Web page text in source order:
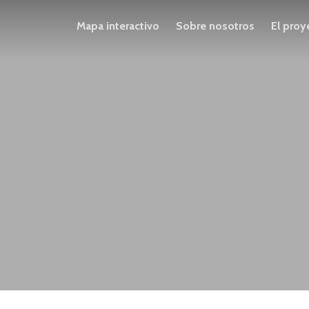
Mapa interactivo Sobre nosotros El